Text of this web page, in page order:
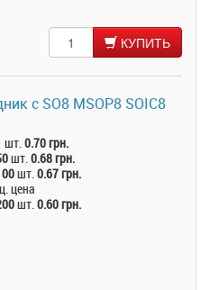
КУПИТЬ
с SO8 MSOP8 SOIC8
шт.0.70 грн.
шт.0.68 грн.
шт.0.67 грн.
цена
шт.0.60 грн.